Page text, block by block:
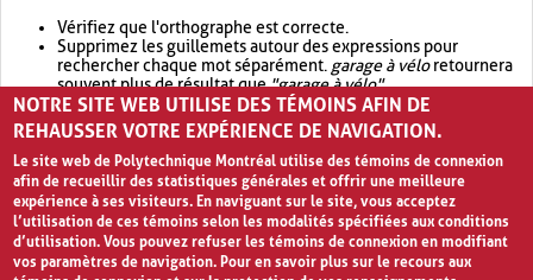
Vérifiez que l'orthographe est correcte.
Supprimez les guillemets autour des expressions pour
rechercher chaque mot séparément. garage à véloretournera
souvent plus de résultat que"garage à vélo".
Envisagez d'élargir votre recherche avec OR.garage OR vélo
retournera souvent plus de résultat quegarage à vélo
NOTRE SITE WEB UTILISE DES TÉMOINS AFIN DE
REHAUSSER VOTRE EXPÉRIENCE DE NAVIGATION.
Le site web de Polytechnique Montréal utilise des témoins de connexion
afin de recueillir des statistiques générales et offrir une meilleure
expérience à ses visiteurs. En naviguant sur le site, vous acceptez
l’utilisation de ces témoins selon les modalités spécifiées aux conditions
d’utilisation. Vous pouvez refuser les témoins de connexion en modifiant
vos paramètres de navigation. Pour en savoir plus sur le recours aux